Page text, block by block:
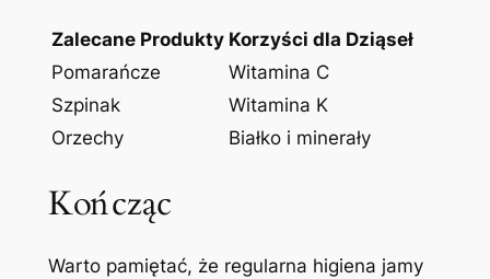
Zalecane Produkty Korzyści dla Dziąseł
Pomarańcze
Witamina C
Szpinak
Witamina K
Orzechy
Białko i minerały
Kończąc
Warto pamiętać, że regularna higiena jamy